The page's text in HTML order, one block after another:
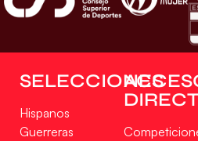
SELECCIONES
Hispanos
Guerreras